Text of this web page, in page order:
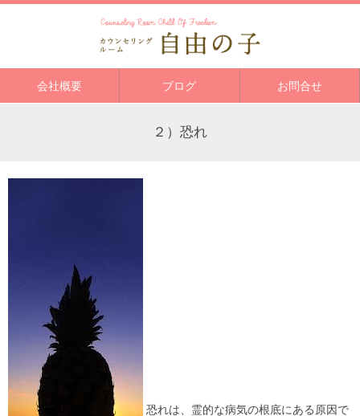
会社概要 ブログ お問合せ
２）恐れ
恐れは、霊的な病気の根底にある原因で